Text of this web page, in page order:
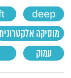
deep
מוסיקה
עמוק